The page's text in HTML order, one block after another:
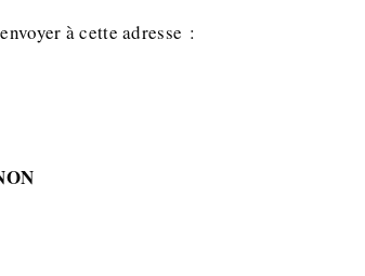
à cette adresse :